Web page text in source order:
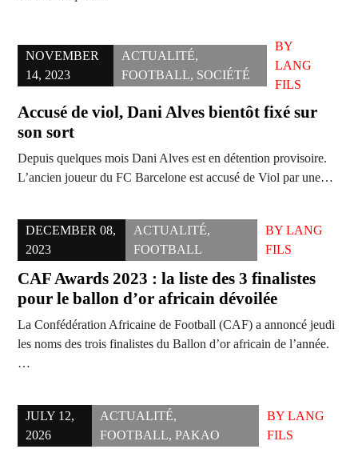
NOVEMBER
14, 2023
ACTUALITÉ,
FOOTBALL, SOCIÉTÉ
BY
LANG
FILS
Accusé de viol, Dani Alves bientôt fixé sur
son sort
Depuis quelques mois Dani Alves est en détention provisoire.
L’ancien joueur du FC Barcelone est accusé de Viol par une…
DECEMBER 08,
2023
ACTUALITÉ,
FOOTBALL
BY LANG
FILS
CAF Awards 2023 : la liste des 3 finalistes
pour le ballon d’or africain dévoilée
La Confédération Africaine de Football (CAF) a annoncé jeudi
les noms des trois finalistes du Ballon d’or africain de l’année.
…
JULY 12,
2026
ACTUALITÉ,
FOOTBALL,PAKAO
BY LANG
FILS